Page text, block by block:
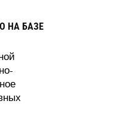
НА БАЗЕ